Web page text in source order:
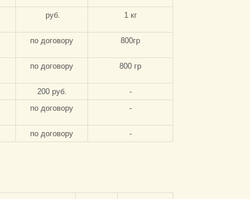
руб. 1 кг
по договору 800гр
по договору 800 гр
200 руб.
-
по договору -
по договору -